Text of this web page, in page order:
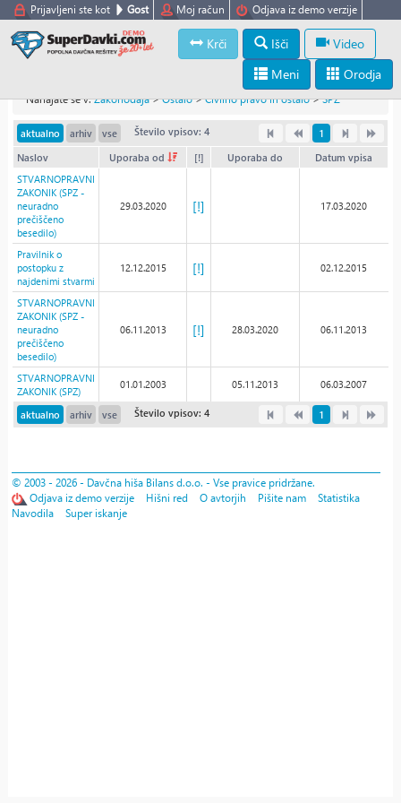
Prijavljeni ste kot Gost Moj račun Odjava iz demo verzije
Krči Išči
Video
Orodja
Meni
Nahajate se v:Zakonodaja>Ostalo>Civilno pravo in ostalo>SPZ
aktualno arhiv vse Število vpisov: 4 1
Naslov Uporaba od [!] Uporaba do
Datum vpisa
STVARNOPRAVNI
ZAKONIK (SPZ -
neuradno
prečiščeno
besedilo)
29.03.2020 [!] 17.03.2020
Pravilnik o
postopku z
najdenimi stvarmi
12.12.2015 [!] 02.12.2015
STVARNOPRAVNI
ZAKONIK (SPZ -
neuradno
prečiščeno
besedilo)
06.11.2013 [!] 28.03.2020 06.11.2013
STVARNOPRAVNI
ZAKONIK (SPZ)
01.01.2003 05.11.2013 06.03.2007
aktualno arhiv vse Število vpisov: 4 1
© 2003 - 2026 - Davčna hiša Bilans d.o.o. - Vse pravice pridržane.
Odjava iz demo verzije
Hišni red O avtorjih Pišite nam
Statistika
Navodila
Super iskanje